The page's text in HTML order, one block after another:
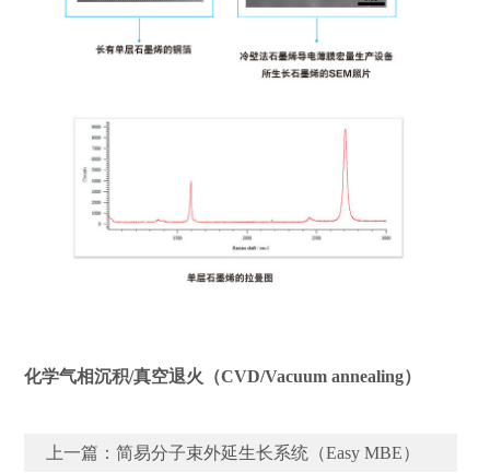
化学气相沉积/真空退火（CVD/Vacuum annealing）
上一篇：简易分子束外延生长系统（Easy MBE）